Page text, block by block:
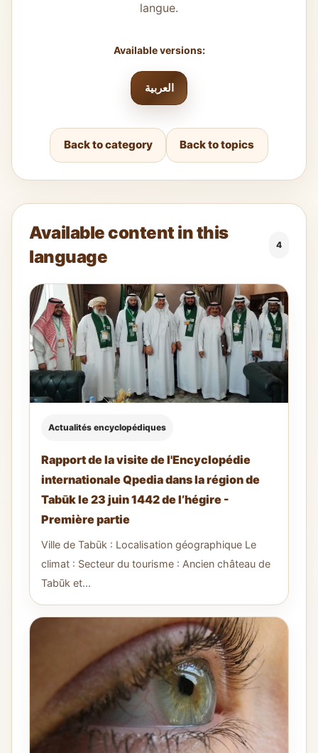
langue.
Available versions:
العربية
Back to category Back to topics
Available content in this
language
4
Actualités encyclopédiques
Rapport de la visite de l'Encyclopédie
internationale Qpedia dans la région de
Tabūk le 23 juin 1442 de l’hégire -
Première partie
Ville de Tabūk : Localisation géographique Le
climat : Secteur du tourisme : Ancien château de
Tabūk et...